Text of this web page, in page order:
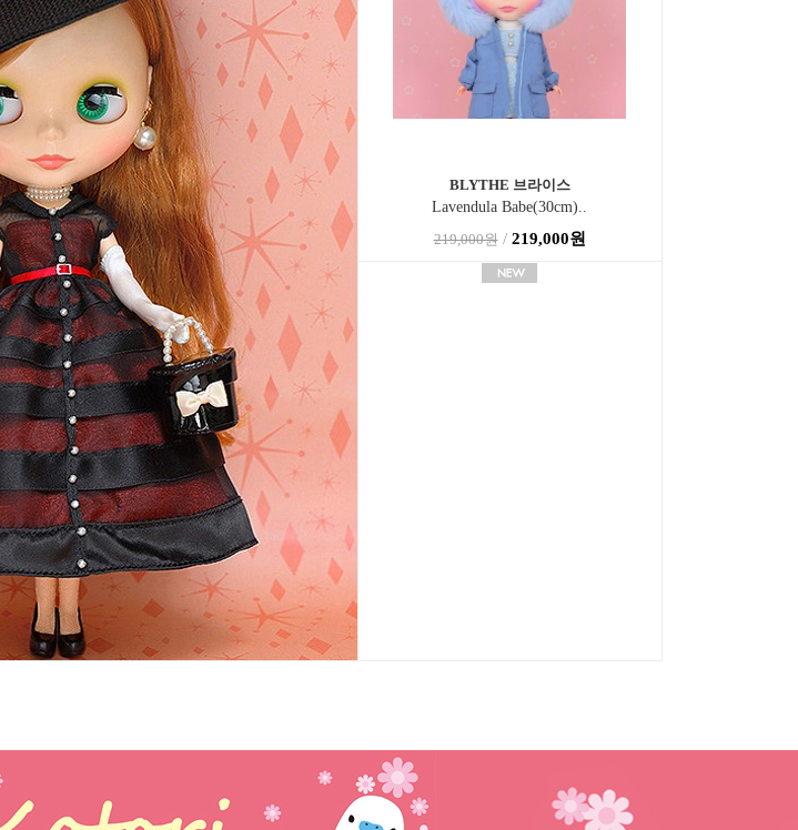
BLYTHE 브라이스
Lavendula Babe(30cm)..
219,000원/ 219,000원